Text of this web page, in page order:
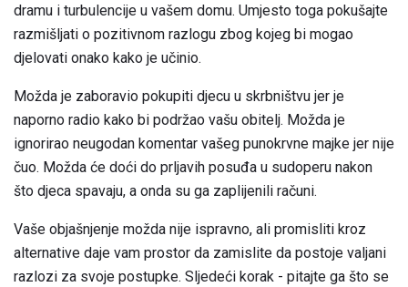
dramu i turbulencije u vašem domu. Umjesto toga pokušajte
razmišljati o pozitivnom razlogu zbog kojeg bi mogao
djelovati onako kako je učinio.
Možda je zaboravio pokupiti djecu u skrbništvu jer je
naporno radio kako bi podržao vašu obitelj. Možda je
ignorirao neugodan komentar vašeg punokrvne majke jer nije
čuo. Možda će doći do prljavih posuđa u sudoperu nakon
što djeca spavaju, a onda su ga zaplijenili računi.
Vaše objašnjenje možda nije ispravno, ali promisliti kroz
alternative daje vam prostor da zamislite da postoje valjani
razlozi za svoje postupke. Sljedeći korak - pitajte ga što se